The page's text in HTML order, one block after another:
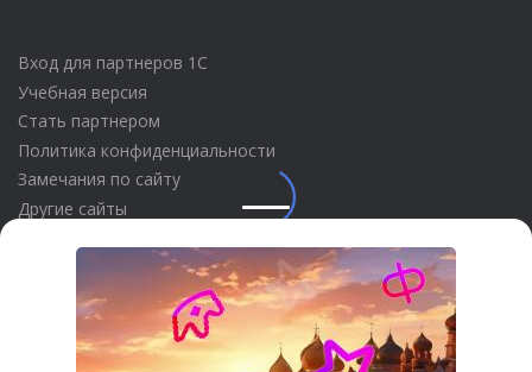
Вход для партнеров 1С
Учебная версия
Стать партнером
Политика конфиденциальности
Замечания по сайту
Другие сайты
Телефон:+7 (495) 737-92-57
Email:site_v8@1c.ru
Отдел продаж:г. Москва,улица Селезнёвская, дом 21